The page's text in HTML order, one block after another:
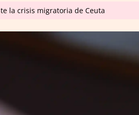
la crisis migratoria de Ceuta